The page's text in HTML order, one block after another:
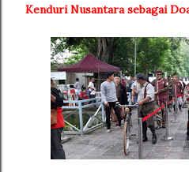
Kenduri Nusantara sebagai